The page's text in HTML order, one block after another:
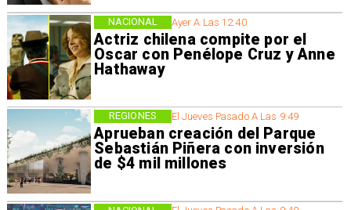
Ayer A Las 12:40
Actriz chilena compite por el
Oscar con Penélope Cruz y Anne
Hathaway
NACIONAL
El Jueves Pasado A Las 9:49
Aprueban creación del Parque
Sebastián Piñera con inversión
de $4 mil millones
REGIONES